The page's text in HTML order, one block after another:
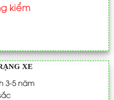
kiểm
XE
3-5 năm